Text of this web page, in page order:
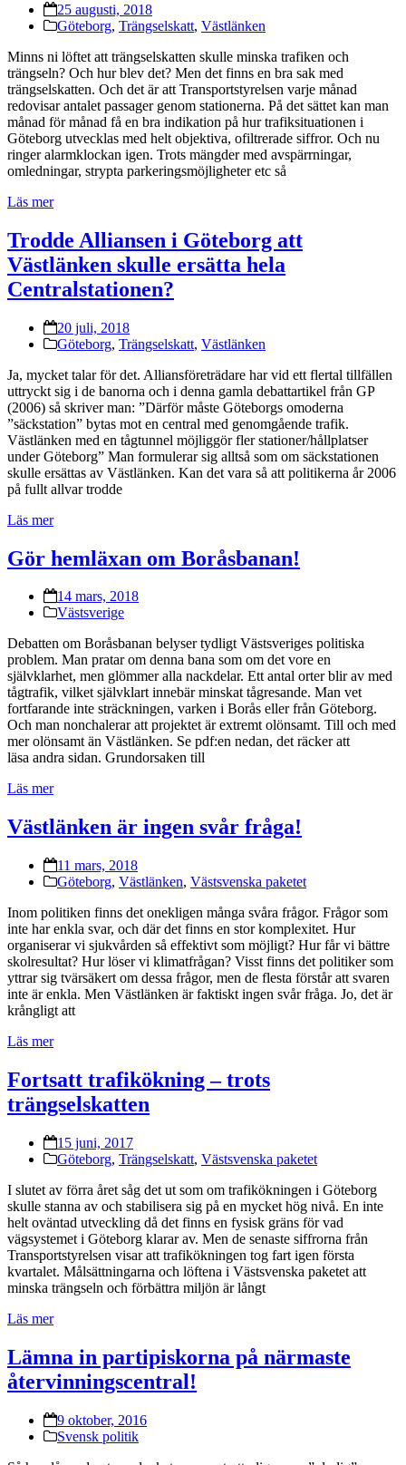
25 augusti, 2018
Göteborg, Trängselskatt, Västlänken
Minns ni löftet att trängselskatten skulle minska trafiken och
trängseln? Och hur blev det? Men det finns en bra sak med
trängselskatten. Och det är att Transportstyrelsen varje månad
redovisar antalet passager genom stationerna. På det sättet kan man
månad för månad få en bra indikation på hur trafiksituationen i
Göteborg utvecklas med helt objektiva, ofiltrerade siffror. Och nu
ringer alarmklockan igen. Trots mängder med avspärrningar,
omledningar, strypta parkeringsmöjligheter etc så
Läs mer
Trodde Alliansen i Göteborg att
Västlänken skulle ersätta hela
Centralstationen?
20 juli, 2018
Göteborg, Trängselskatt, Västlänken
Ja, mycket talar för det. Alliansföreträdare har vid ett flertal tillfällen
uttryckt sig i de banorna och i denna gamla debattartikel från GP
(2006) så skriver man: ”Därför måste Göteborgs omoderna
”säckstation” bytas mot en central med genomgående trafik.
Västlänken med en tågtunnel möjliggör fler stationer/hållplatser
under Göteborg” Man formulerar sig alltså som om säckstationen
skulle ersättas av Västlänken. Kan det vara så att politikerna år 2006
på fullt allvar trodde
Läs mer
Gör hemläxan om Boråsbanan!
14 mars, 2018
Västsverige
Debatten om Boråsbanan belyser tydligt Västsveriges politiska
problem. Man pratar om denna bana som om det vore en
självklarhet, men glömmer alla nackdelar. Ett antal orter blir av med
tågtrafik, vilket självklart innebär minskat tågresande. Man vet
fortfarande inte sträckningen, varken i Borås eller från Göteborg.
Och man nonchalerar att projektet är extremt olönsamt. Till och med
mer olönsamt än Västlänken. Se pdf:en nedan, det räcker att
läsa andra sidan. Grundorsaken till
Läs mer
Västlänken är ingen svår fråga!
11 mars, 2018
Göteborg, Västlänken, Västsvenska paketet
Inom politiken finns det onekligen många svåra frågor. Frågor som
inte har enkla svar, och där det finns en stor komplexitet. Hur
organiserar vi sjukvården så effektivt som möjligt? Hur får vi bättre
skolresultat? Hur löser vi klimatfrågan? Visst finns det politiker som
yttrar sig tvärsäkert om dessa frågor, men de flesta förstår att svaren
inte är enkla. Men Västlänken är faktiskt ingen svår fråga. Jo, det är
krångligt att
Läs mer
Fortsatt trafikökning – trots
trängselskatten
15 juni, 2017
Göteborg, Trängselskatt, Västsvenska paketet
I slutet av förra året såg det ut som om trafikökningen i Göteborg
skulle stanna av och stabilisera sig på en mycket hög nivå. En inte
helt oväntad utveckling då det finns en fysisk gräns för vad
vägsystemet i Göteborg klarar av. Men de senaste siffrorna från
Transportstyrelsen visar att trafikökningen tog fart igen första
kvartalet. Målsättningarna och löftena i Västsvenska paketet att
minska trängseln och förbättra miljön är långt
Läs mer
Lämna in partipiskorna på närmaste
återvinningscentral!
9 oktober, 2016
Svensk politik